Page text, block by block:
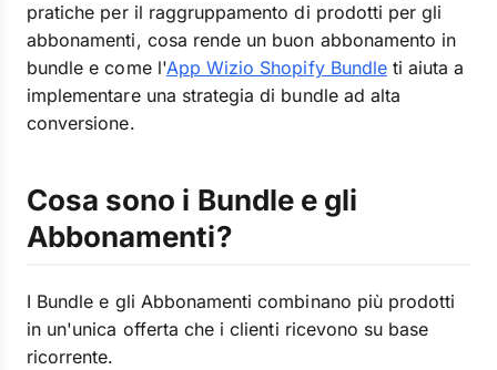
pratiche per il raggruppamento di prodotti per gli
abbonamenti, cosa rende un buon abbonamento in
bundle e come l'App Wizio Shopify Bundleti aiuta a
implementare una strategia di bundle ad alta
conversione.
Cosa sono i Bundle e gli
Abbonamenti?
I Bundle e gli Abbonamenti combinano più prodotti
in un'unica offerta che i clienti ricevono su base
ricorrente.